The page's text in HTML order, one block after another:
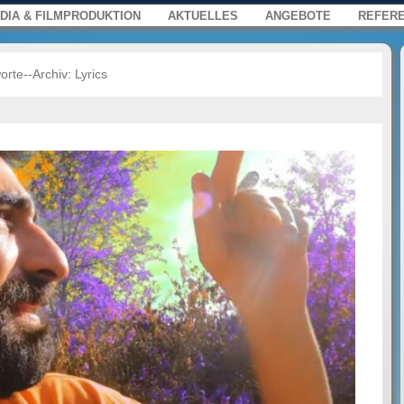
Film und Multimedia für Web,
& FILMPRODUKTION AKTUELLES ANGEBOTE
Archiv: Lyrics